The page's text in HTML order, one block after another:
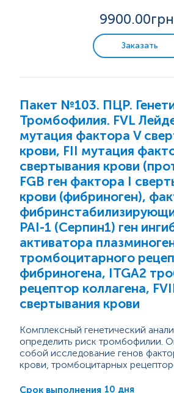
9900.00грн
Заказать
Пакет №103. ПЦР.
Тромбофилия. FVL
мутация фактора V
крови, FII мутация
свертывания крови
FGB ген фактора I
крови (фибриноген),
PAI-1 (Серпин1) ген
активатора
тромбоцитарного
фибриногена, ITGA2
рецептор коллагена,
свертывания крови
Комплексный генетический
определить риск тромбофилии.
собой исследование генов
крови, тромбоцитарных
которых непосредственно или
Лейденская мутация фактора V
Срок выполнения 10 дня